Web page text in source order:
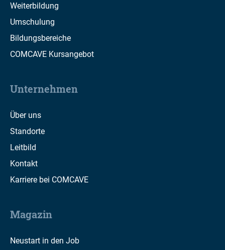
Weiterbildung
Umschulung
Bildungsbereiche
COMCAVE Kursangebot
Unternehmen
Über uns
Standorte
Leitbild
Kontakt
Karriere bei COMCAVE
Magazin
Neustart in den Job